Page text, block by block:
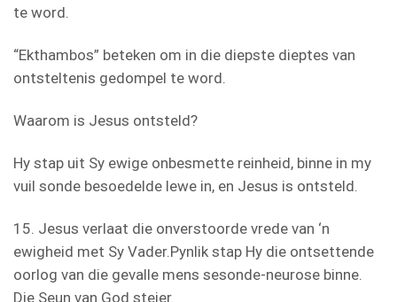
te word.
“Ekthambos” beteken om in die diepste dieptes van
ontsteltenis gedompel te word.
Waarom is Jesus ontsteld?
Hy stap uit Sy ewige onbesmette reinheid, binne in my
vuil sonde besoedelde lewe in, en Jesus is ontsteld.
15. Jesus verlaat die onverstoorde vrede van ‘n
ewigheid met Sy Vader.Pynlik stap Hy die ontsettende
oorlog van die gevalle mens sesonde-neurose binne.
Die Seun van God steier.